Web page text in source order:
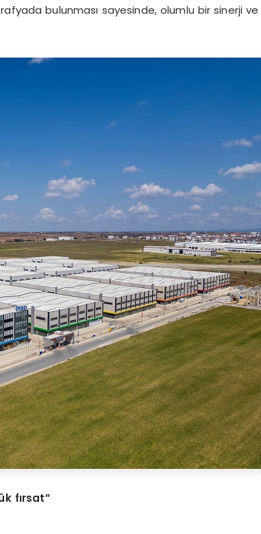
bulunması sayesinde, olumlu bir sinerji ve
fırsat”